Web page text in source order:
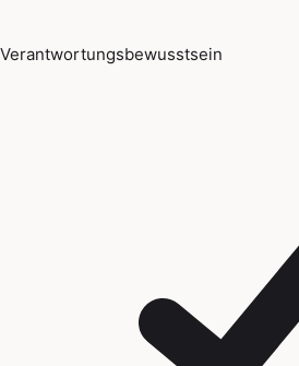
Verantwortungsbewusstsein